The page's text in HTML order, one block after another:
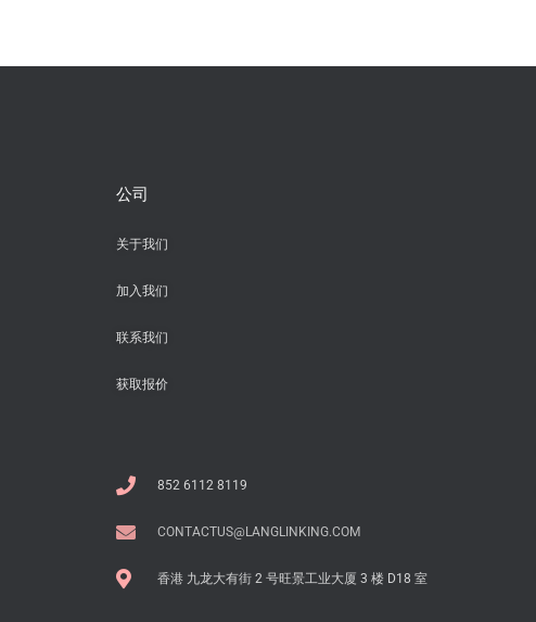
公司
关于我们
加入我们
联系我们
获取报价
852 6112 8119
CONTACTUS@LANGLINKING.COM
香港 九龙大有街 2 号旺景工业大厦 3 楼 D18 室